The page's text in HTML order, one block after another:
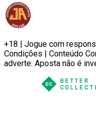
+18 | Jogue com
Condições | Conteúdo
adverte: Aposta não é